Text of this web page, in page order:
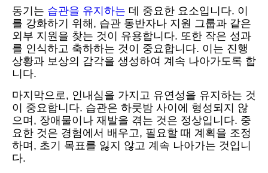
동기는 습관을 유지하는 데 중요한 요소입니다. 이
를 강화하기 위해, 습관 동반자나 지원 그룹과 같은
외부 지원을 찾는 것이 유용합니다. 또한 작은 성과
를 인식하고 축하하는 것이 중요합니다. 이는 진행
상황과 보상의 감각을 생성하여 계속 나아가도록 합
니다.
마지막으로, 인내심을 가지고 유연성을 유지하는 것
이 중요합니다. 습관은 하룻밤 사이에 형성되지 않
으며, 장애물이나 재발을 겪는 것은 정상입니다. 중
요한 것은 경험에서 배우고, 필요할 때 계획을 조정
하며, 초기 목표를 잃지 않고 계속 나아가는 것입니
다.